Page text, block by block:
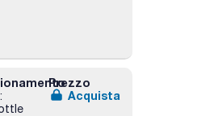
Prezzo
Acquista